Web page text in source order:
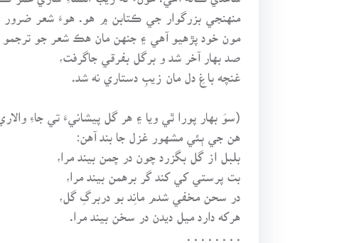
منهنجي بزرگوار جي ڪتابن ۾ هو. هوءَ شعر ضرور
مون خود پڙهيو آهي ۽ جنهن مان هڪ شعر جو
صد بهار آخر شد و برگل بفرقي جاگرفت،
غنچه باغِ دل مان زيبِ دستاري نه شد.
(سوَ بهار پورا ٿي ويا ۽ هر گل پيشانيءَ تي جاءِ
هن جي ٻئي مشهور غزل جا بند آهن:
بلبل از گل بگزرد چون در چمن بيند مرا،
بت پرستي کي کند گر برهمن بيند مرا،
در سحن مخفي شدم مانِد بو دربرگِ گل،
هرکه دارد ميل ديدن در سخن بيند مرا.